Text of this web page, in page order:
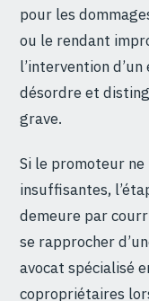
pour les
ou le rendant
l’intervention
désordre et
grave.
Si le promoteur
insuffisantes,
demeure par
se rapprocher
avocat spécialisé
copropriétaires